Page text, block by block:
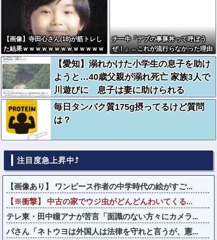
【画像】寺田心さん(18)が筋トレし
た結果ｗｗｗｗｗｗｗｗｗｗｗｗｗ
ｗｗｗｗｗｗ
チー牛「デブの事豚丼って呼ぼう
ぜ！」←これが流行らなかった理由
【愛知】溺れかけた小学生の息子を助け
ようと…40歳父親が溺れ死亡 家族3人で
川遊びに 息子は妻に助けられる
毎日タンパク質175g摂ってるけど質問
は？
注目度急上昇中⤴
【画像あり】 ワンピース作者の中学時代の絵がすご...
【※衝撃】 中古の家でウジ虫がどんどんわいてくる...
テレ東・田中瞳アナが苦言「面識のない方々にカメラ...
パさん「ネトウヨは外国人は法律を守れと言うが、憲...